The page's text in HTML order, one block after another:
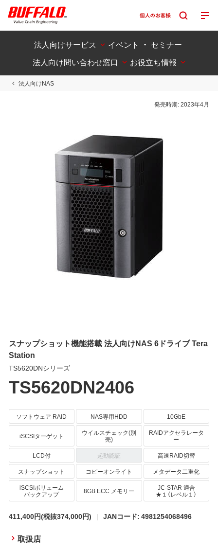
法人向けサービス
イベント ・ セミナー
法人向け問い合わせ窓口
お役立ち情報
法人向けNAS
発売時期:2023年4月
スナップショット機能搭載 法人向けNAS 6ドライブ Tera
Station
TS5620DNシリーズ
TS5620DN2406
ソフトウェア RAID NAS専用HDD 10GbE
iSCSIターゲット ウイルスチェック(別
売)
RAIDアクセラレータ
ー
LCD付
起動認証
高速RAID切替
スナップショット
コピーオンライト
メタデータ二重化
iSCSIボリューム
バックアップ 8GB ECC メモリー JC-STAR 適合
★１（レベル１）
411,400円(税抜374,000円) JANコード: 4981254068496
取扱店